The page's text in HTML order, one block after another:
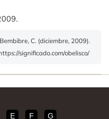
C. (diciembre, 2009).
significado.com/obelisco/
E F G